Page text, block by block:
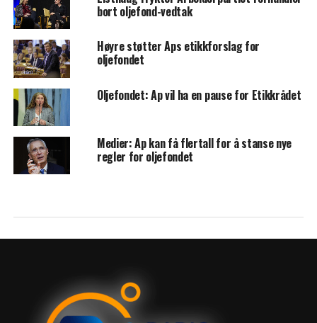
bort oljefond-vedtak
Høyre støtter Aps etikkforslag for
oljefondet
Oljefondet: Ap vil ha en pause for Etikkrådet
Medier: Ap kan få flertall for å stanse nye
regler for oljefondet